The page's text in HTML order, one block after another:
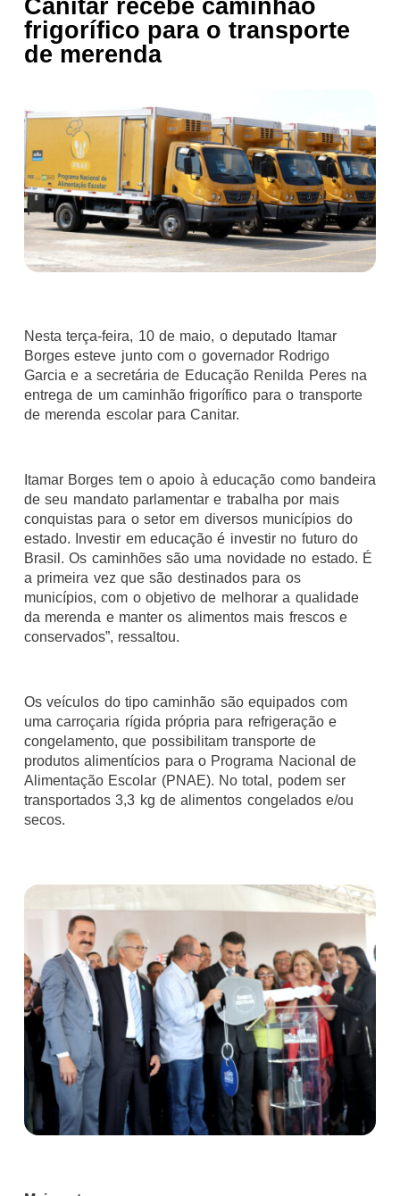
Canitar recebe caminhão
frigorífico para o transporte
de merenda
Nesta terça-feira, 10 de maio, o deputado Itamar
Borges esteve junto com o governador Rodrigo
Garcia e a secretária de Educação Renilda Peres na
entrega de um caminhão frigorífico para o transporte
de merenda escolar para Canitar.
Itamar Borges tem o apoio à educação como bandeira
de seu mandato parlamentar e trabalha por mais
conquistas para o setor em diversos municípios do
estado. Investir em educação é investir no futuro do
Brasil. Os caminhões são uma novidade no estado. É
a primeira vez que são destinados para os
municípios, com o objetivo de melhorar a qualidade
da merenda e manter os alimentos mais frescos e
conservados”, ressaltou.
Os veículos do tipo caminhão são equipados com
uma carroçaria rígida própria para refrigeração e
congelamento, que possibilitam transporte de
produtos alimentícios para o Programa Nacional de
Alimentação Escolar (PNAE). No total, podem ser
transportados 3,3 kg de alimentos congelados e/ou
secos.